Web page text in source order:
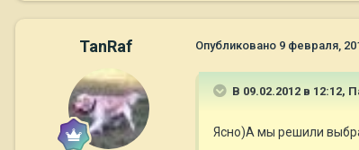
TanRaf Опубликовано 9 февраля,
В 09.02.2012 в 12:12,
Ясно)А мы решили